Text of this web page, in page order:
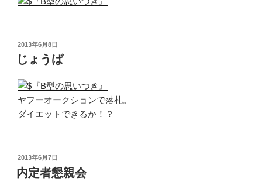
投
稿
日:
2013年6月8日
じょうば
ヤフーオークションで落札。
ダイエットできるか！？
投
稿
日:
2013年6月7日
内定者懇親会